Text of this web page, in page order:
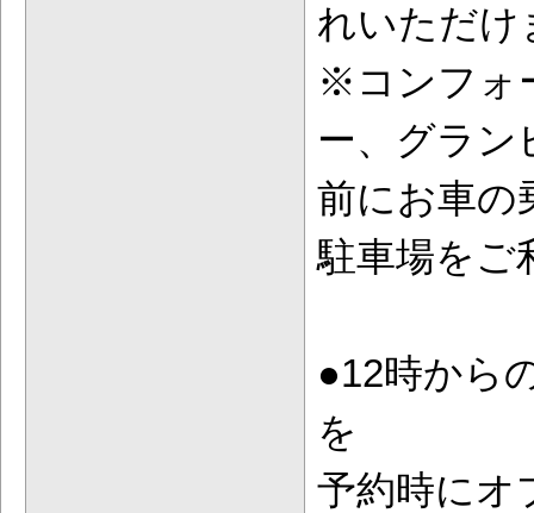
れいただけ
※コンフォ
ー、グラン
前にお車の
駐車場をご
●12時から
を
予約時にオ